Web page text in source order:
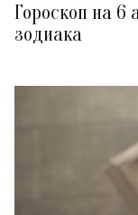
Гороскоп на 6
зодиака